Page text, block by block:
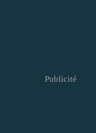
Publicité